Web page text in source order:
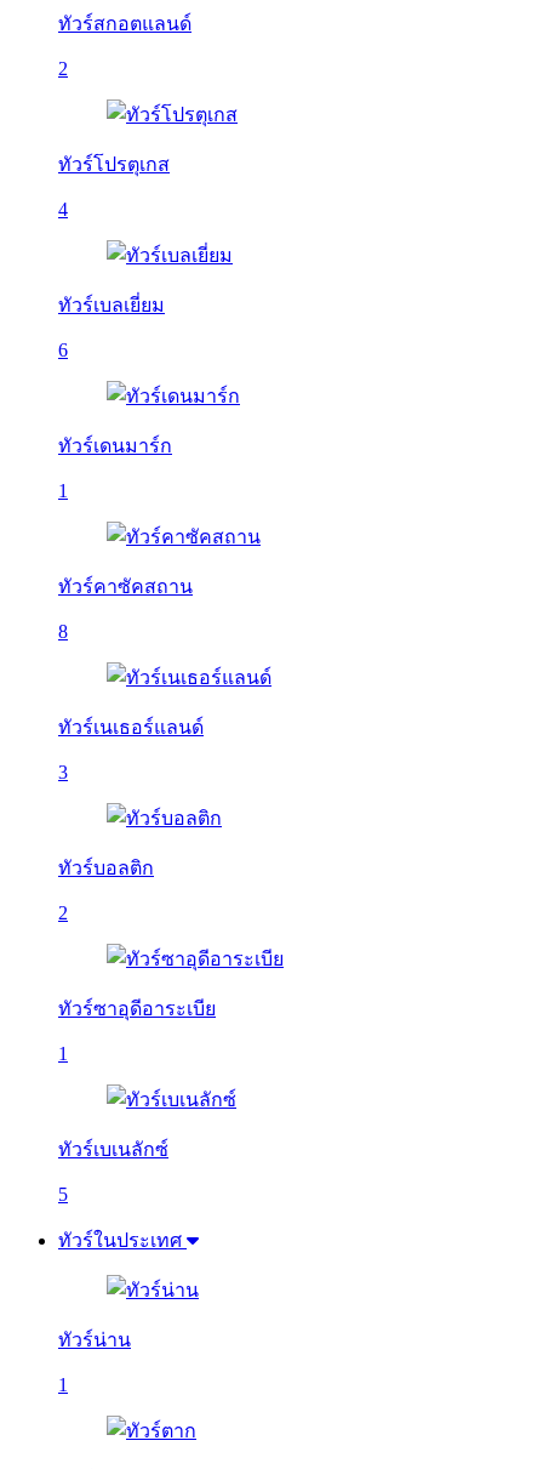
ทัวร์สกอตแลนด์
2
ทัวร์โปรตุเกส
4
ทัวร์เบลเยี่ยม
6
ทัวร์เดนมาร์ก
1
ทัวร์คาซัคสถาน
8
ทัวร์เนเธอร์แลนด์
3
ทัวร์บอลติก
2
ทัวร์ซาอุดีอาระเบีย
1
ทัวร์เบเนลักซ์
5
ทัวร์ในประเทศ
ทัวร์น่าน
1